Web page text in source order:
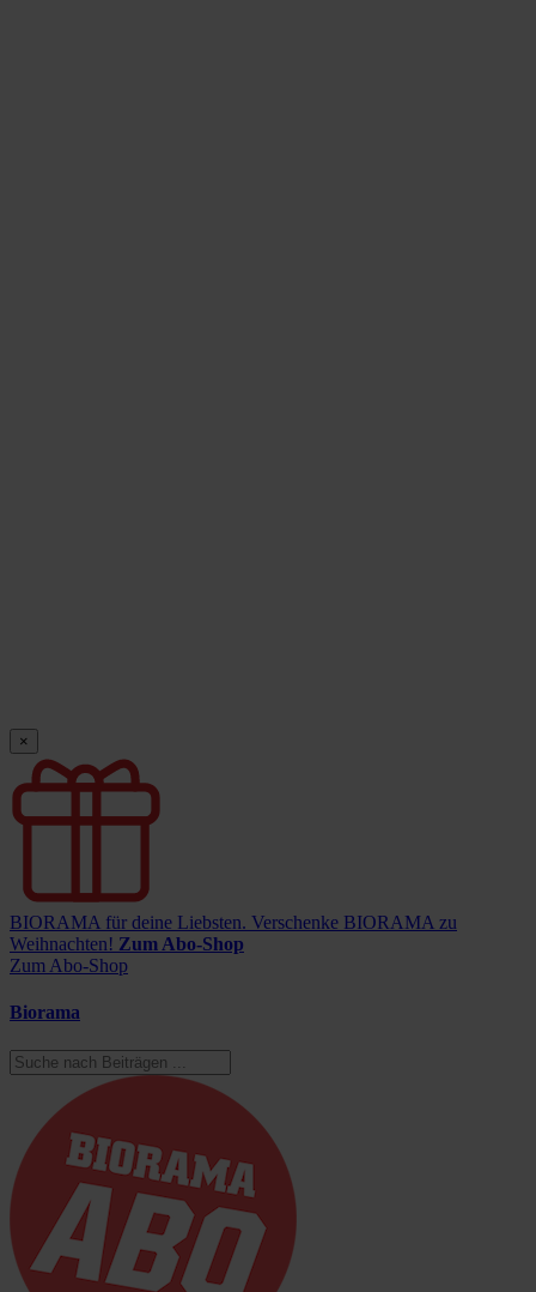
×
BIORAMA für deine Liebsten. Verschenke BIORAMA zu
Weihnachten! Zum Abo-Shop
Zum Abo-Shop
Biorama